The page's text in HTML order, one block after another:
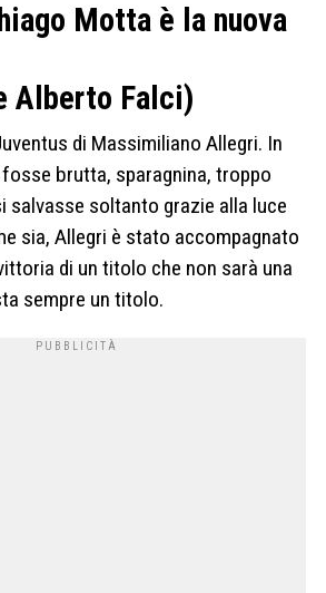
Motta è la nuova
Alberto Falci)
di Massimiliano Allegri. In
brutta, sparagnina, troppo
salvasse soltanto grazie alla luce
sia, Allegri è stato accompagnato
di un titolo che non sarà una
sempre un titolo.